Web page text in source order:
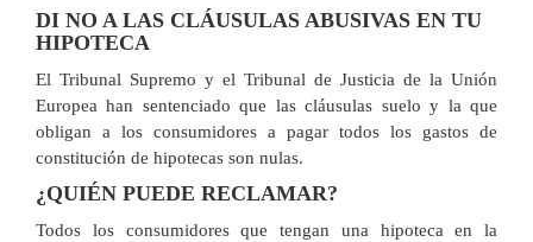
DI NO A LAS CLÁUSULAS ABUSIVAS EN TU
HIPOTECA
El Tribunal Supremo y el Tribunal de Justicia de la Unión
Europea han sentenciado que las cláusulas suelo y la que
obligan a los consumidores a pagar todos los gastos de
constitución de hipotecas son nulas.
¿QUIÉN PUEDE RECLAMAR?
Todos los consumidores que tengan una hipoteca en la